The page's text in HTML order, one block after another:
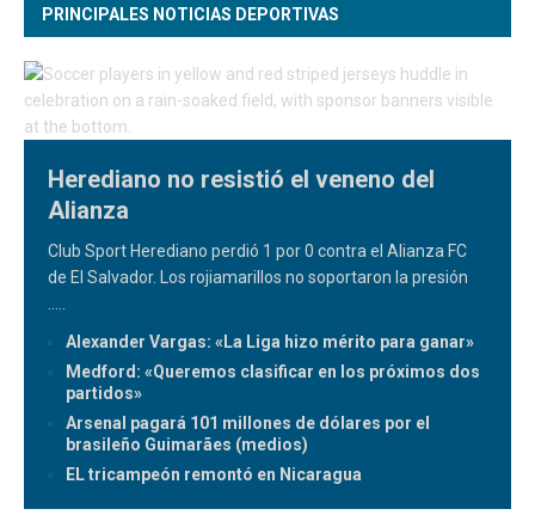
PRINCIPALES NOTICIAS DEPORTIVAS
Herediano no resistió el veneno del
Alianza
Club Sport Herediano perdió 1 por 0 contra el Alianza FC
de El Salvador. Los rojiamarillos no soportaron la presión
Alexander Vargas: «La Liga hizo mérito para ganar»
Medford: «Queremos clasificar en los próximos dos
partidos»
Arsenal pagará 101 millones de dólares por el
brasileño Guimarães (medios)
EL tricampeón remontó en Nicaragua